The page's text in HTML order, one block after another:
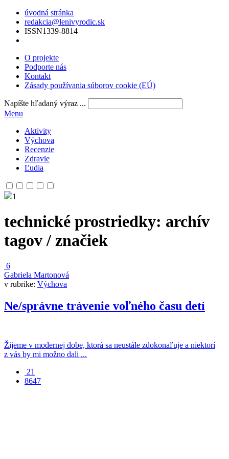
úvodná stránka
redakcia@lenivyrodic.sk
ISSN1339-8814
O projekte
Podporte nás
Kontakt
Zásady používania súborov cookie (EÚ)
Napíšte hľadaný výraz ...
Menu
Aktivity
Výchova
Recenzie
Zdravie
Ľudia
1
technické prostriedky: archív
tagov / značiek
6
Gabriela Martonová
v rubrike: Výchova
Ne/správne trávenie voľného času detí
Žijeme v modernej dobe, ktorá sa neustále zdokonaľuje a niektorí
z vás by mi možno dali ...
21
8647